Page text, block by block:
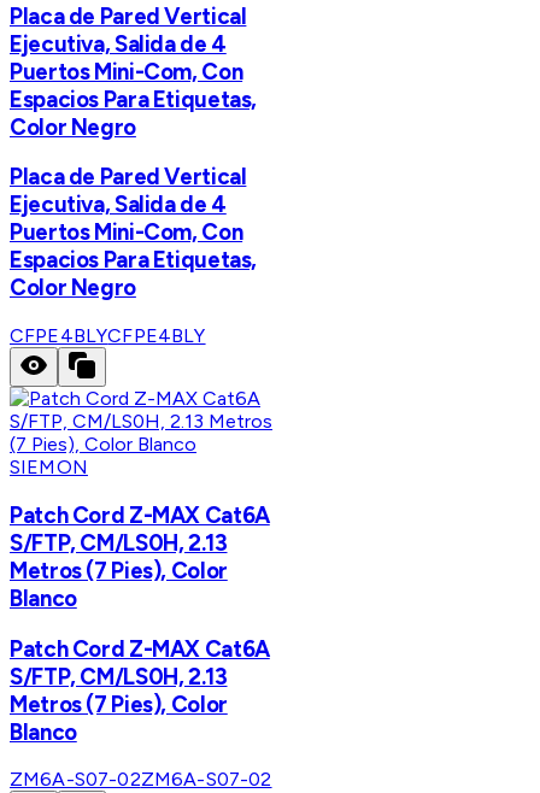
Placa de Pared Vertical
Ejecutiva, Salida de 4
Puertos Mini-Com, Con
Espacios Para Etiquetas,
Color Negro
Placa de Pared Vertical
Ejecutiva, Salida de 4
Puertos Mini-Com, Con
Espacios Para Etiquetas,
Color Negro
CFPE4BLYCFPE4BLY
SIEMON
Patch Cord Z-MAX Cat6A
S/FTP, CM/LS0H, 2.13
Metros (7 Pies), Color
Blanco
Patch Cord Z-MAX Cat6A
S/FTP, CM/LS0H, 2.13
Metros (7 Pies), Color
Blanco
ZM6A-S07-02ZM6A-S07-02